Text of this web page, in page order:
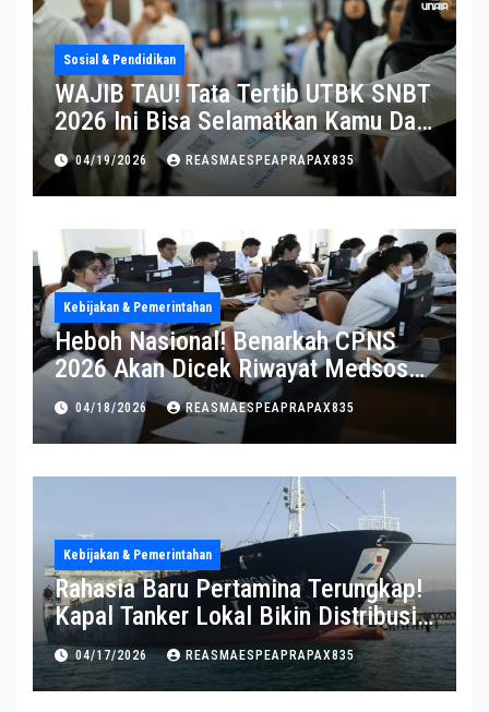
Sosial & Pendidikan
WAJIB TAU! Tata Tertib UTBK SNBT
2026 Ini Bisa Selamatkan Kamu Dari
Diskualifikasi
04/19/2026 REASMAESPEAPRAPAX835
Kebijakan & Pemerintahan
Heboh Nasional! Benarkah CPNS
2026 Akan Dicek Riwayat Medsos?
Pernyataan BKN Bikin Heboh
04/18/2026 REASMAESPEAPRAPAX835
Kebijakan & Pemerintahan
Rahasia Baru Pertamina Terungkap!
Kapal Tanker Lokal Bikin Distribusi
RI Makin Kuat
04/17/2026 REASMAESPEAPRAPAX835